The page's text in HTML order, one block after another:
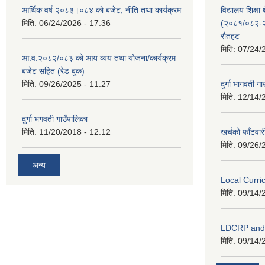
आर्थिक वर्ष २०८३।०८४ को बजेट, नीति तथा कार्यक्रम
मिति: 06/24/2026 - 17:36
आ.व.२०८२/०८३ को आय व्यय तथा योजना/कार्यक्रम
बजेट सहित (रेड बुक)
मिति: 09/26/2025 - 11:27
दुर्गा भगवती गाउँपालिका
मिति: 11/20/2018 - 12:12
अन्य
विद्यालय
(२०८१/०८२-
रौतहट
मिति: 07/24/
दुर्गा भागवती
मिति: 12/14/
खर्चको
मिति: 09/26/
Local
मिति: 09/14/
LDCRP
मिति: 09/14/